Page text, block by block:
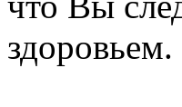
здоровьем.